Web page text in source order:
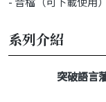
系列介紹
突破語言